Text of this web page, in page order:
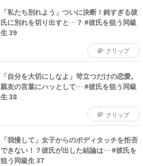
「私たち別れよう」ついに決断！鈍すぎる彼
氏に別れを切り出すと…？ #彼氏を狙う同級
生 39
クリップ
「自分を大切にしなよ」苛立つだけの恋愛。
親友の言葉にハッとして… #彼氏を狙う同級
生 38
クリップ
「我慢して」女子からのボディタッチを拒否
できない！？彼氏が出した結論は… #彼氏を
狙う同級生 37